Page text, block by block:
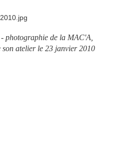
photographie de la MAC'A,
son atelier le 23 janvier 2010